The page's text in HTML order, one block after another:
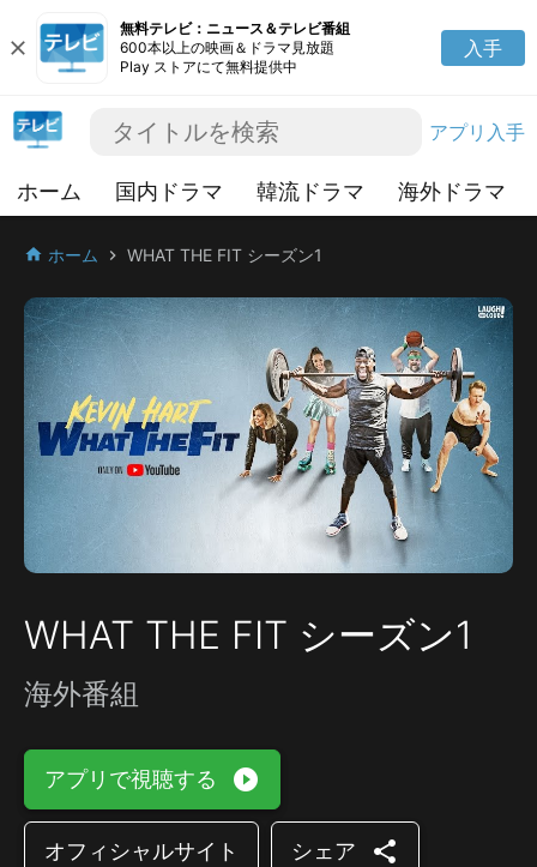
close
無料テレビ：ニュース＆テレビ番組
600本以上の映画＆ドラマ見放題
Play ストアにて無料提供中
入手
アプリ入手
ホーム 国内ドラマ 韓流ドラマ 海外ドラマ
home ホーム chevron_right WHAT THE FIT シーズン1
WHAT THE FIT シーズン1
海外番組
アプリで視聴する play_circle_filled
オフィシャルサイト シェア share